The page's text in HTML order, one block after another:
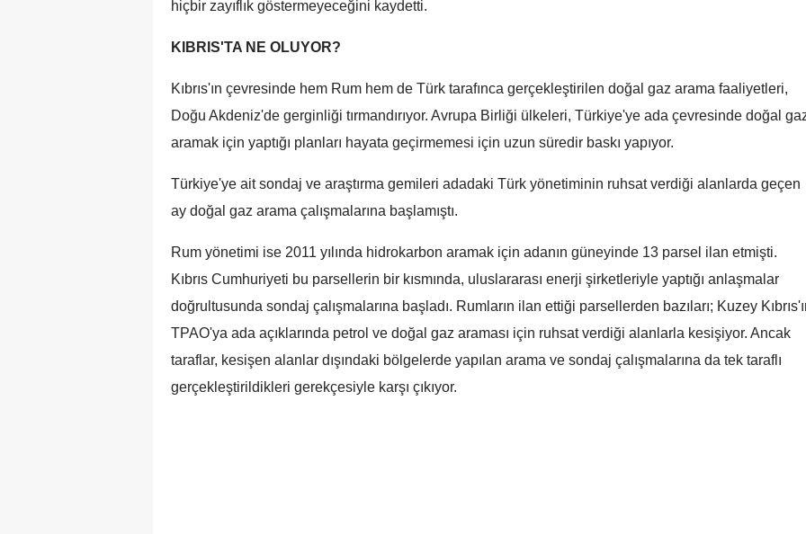
Kocaeli
Konya
Malatya
Manisa
Kahramanmaraş
Mardin
hiçbir zayıflık göstermeyeceğini kaydetti.
KIBRIS'TA NE OLUYOR?
Kıbrıs'ın çevresinde hem Rum hem de Türk tarafınca gerçekleştirilen doğal gaz arama faaliyetleri,
Doğu Akdeniz'de gerginliği tırmandırıyor. Avrupa Birliği ülkeleri, Türkiye'ye ada çevresinde doğal
aramak için yaptığı planları hayata geçirmemesi için uzun süredir baskı yapıyor.
Türkiye'ye ait sondaj ve araştırma gemileri adadaki Türk yönetiminin ruhsat verdiği alanlarda geçen
ay doğal gaz arama çalışmalarına başlamıştı.
Rum yönetimi ise 2011 yılında hidrokarbon aramak için adanın güneyinde 13 parsel ilan etmişti.
Kıbrıs Cumhuriyeti bu parsellerin bir kısmında, uluslararası enerji şirketleriyle yaptığı anlaşmalar
doğrultusunda sondaj çalışmalarına başladı. Rumların ilan ettiği parsellerden bazıları; Kuzey
TPAO'ya ada açıklarında petrol ve doğal gaz araması için ruhsat verdiği alanlarla kesişiyor. Ancak
taraflar, kesişen alanlar dışındaki bölgelerde yapılan arama ve sondaj çalışmalarına da tek taraflı
gerçekleştirildikleri gerekçesiyle karşı çıkıyor.
İpek Toplusoy kimdir,
Ahmet Arslan ile sevgili
mi? Bodrum'daki davet
iddiaları alevlendirdi
Ahmet Arslan ile sevgili
mi? Bodrum'daki davet
iddiaları alevlendirdi